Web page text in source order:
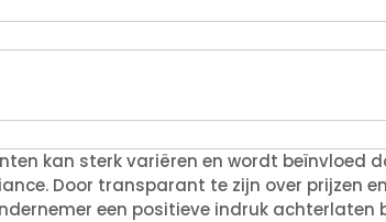
kan sterk variëren en wordt beïnvloed
Door transparant te zijn over prijzen
een positieve indruk achterlaten